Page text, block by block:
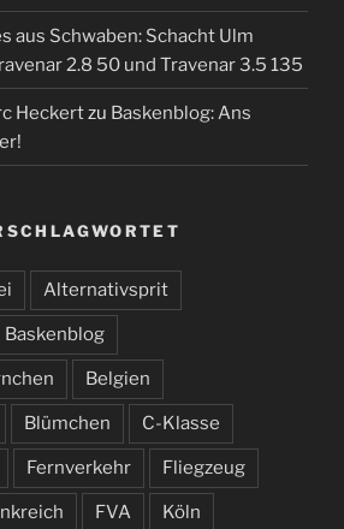
aus Schwaben: Schacht Ulm
2.8 50 und Travenar 3.5 135
Heckertzu Baskenblog: Ans
Alternativsprit
Baskenblog
Belgien
Blümchen C-Klasse
Fernverkehr Fliegzeug
FVA Köln